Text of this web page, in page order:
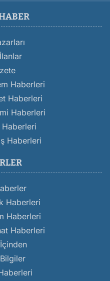
Haberleri
Haberleri
Haberleri
Haberleri
Haberleri
Haberleri
Haberleri